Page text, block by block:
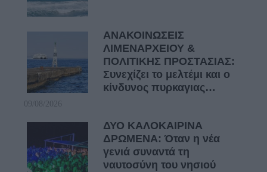
ΑΝΑΚΟΙΝΩΣΕΙΣ
ΛΙΜΕΝΑΡΧΕΙΟΥ &
ΠΟΛΙΤΙΚΗΣ ΠΡΟΣΤΑΣΙΑΣ:
Συνεχίζει το μελτέμι και ο
κίνδυνος πυρκαγιας…
09/08/2026
ΔΥΟ ΚΑΛΟΚΑΙΡΙΝΑ
ΔΡΩΜΕΝΑ: Όταν η νέα
γενιά συναντά τη
ναυτοσύνη του νησιού